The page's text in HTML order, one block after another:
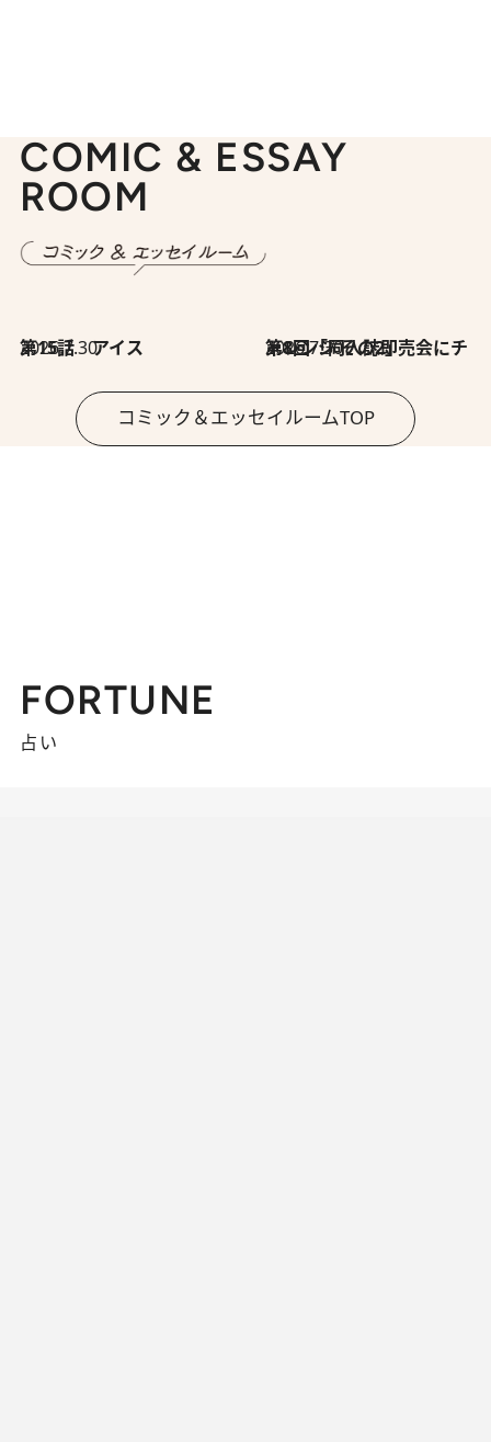
COMIC & ESSAY
ROOM
2026.7.30
第15話 アイス 2026.7.30
第8回「同人誌即売会にチャレンジ その2」
コミック＆エッセイルームTOP
FORTUNE
占い